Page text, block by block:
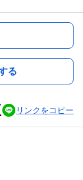
る
リンクをコピー